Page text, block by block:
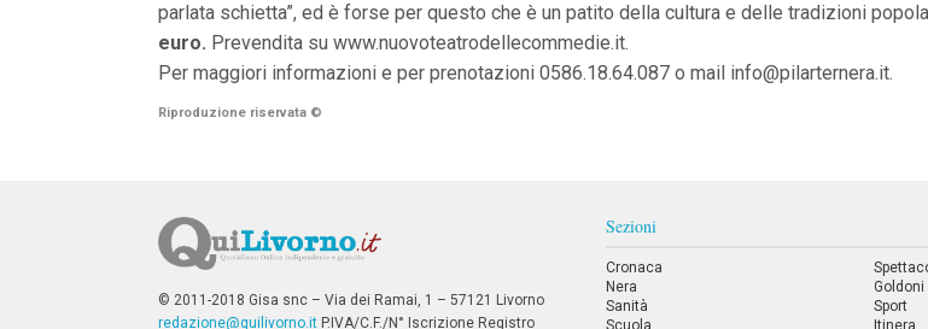
l
M
e
ù
i
p
l
parlata schietta”, ed è forse per questo che è un patito della cultura e delle tradizioni
euro. Prevendita su www.nuovoteatrodellecommedie.it.
Per maggiori informazioni e per prenotazioni 0586.18.64.087 o mail info@pilarternera.it.
Riproduzione riservata ©
© 2011-2018 Gisa snc – Via dei Ramai, 1 – 57121 Livorno
redazione@quilivorno.it P.IVA/C.F./N° Iscrizione Registro
Sezioni
Cronaca
Nera
Sanità
Scuola
Goldoni
Sport
Itinera